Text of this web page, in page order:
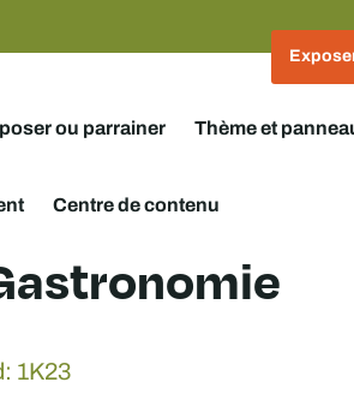
ou parrainer Thème et
Centre de contenu
1K23